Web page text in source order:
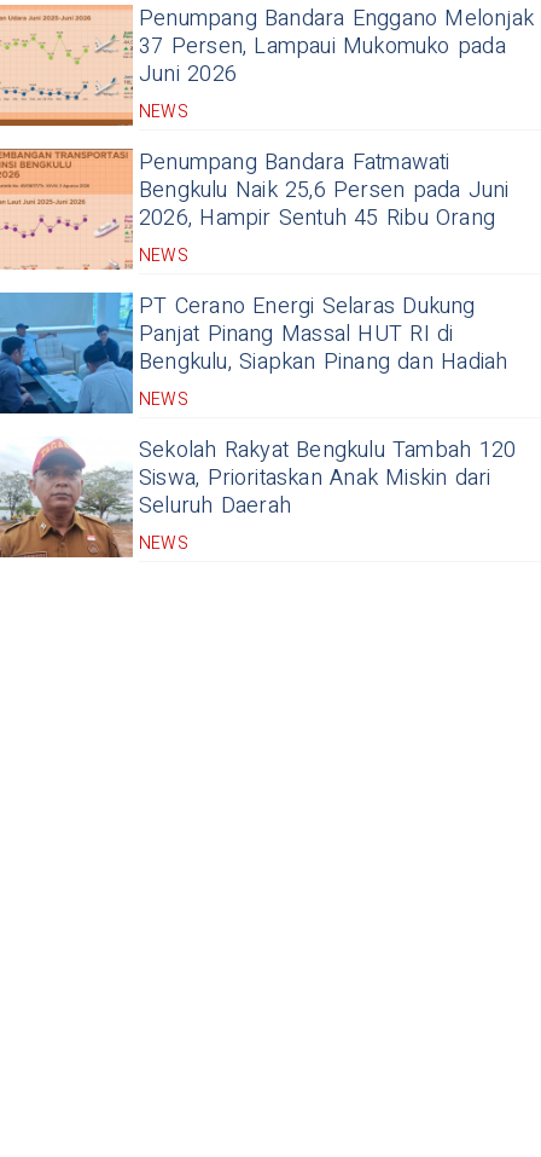
Penumpang Bandara Enggano Melonjak
37 Persen, Lampaui Mukomuko pada
Juni 2026
NEWS
Penumpang Bandara Fatmawati
Bengkulu Naik 25,6 Persen pada Juni
2026, Hampir Sentuh 45 Ribu Orang
NEWS
PT Cerano Energi Selaras Dukung
Panjat Pinang Massal HUT RI di
Bengkulu, Siapkan Pinang dan Hadiah
NEWS
Sekolah Rakyat Bengkulu Tambah 120
Siswa, Prioritaskan Anak Miskin dari
Seluruh Daerah
NEWS